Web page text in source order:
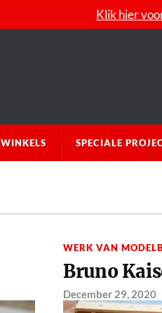
Klik hier
WINKELS SPECIALE
WERK VAN
Bruno
December 29, 2020